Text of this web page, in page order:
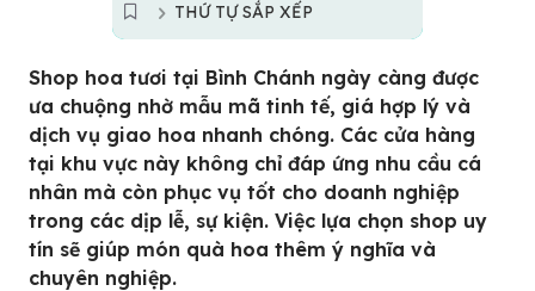
THỨ TỰ SẮP XẾP
Shop hoa tươi tại Bình Chánh ngày càng được
ưa chuộng nhờ mẫu mã tinh tế, giá hợp lý và
dịch vụ giao hoa nhanh chóng. Các cửa hàng
tại khu vực này không chỉ đáp ứng nhu cầu cá
nhân mà còn phục vụ tốt cho doanh nghiệp
trong các dịp lễ, sự kiện. Việc lựa chọn shop uy
tín sẽ giúp món quà hoa thêm ý nghĩa và
chuyên nghiệp.